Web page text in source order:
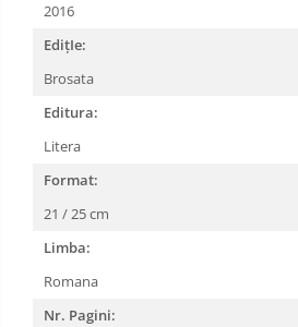
2016
EdițIe:
Brosata
Editura:
Litera
Format:
21 / 25 cm
Limba:
Romana
Nr. Pagini: